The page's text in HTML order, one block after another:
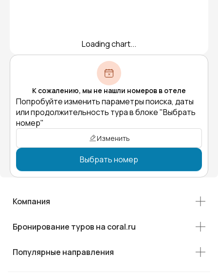
Loading chart...
К сожалению, мы не нашли номеров в отеле
Попробуйте изменить параметры поиска, даты
или продолжительность тура в блоке "Выбрать
номер"
Изменить
Выбрать номер
Компания
Бронирование туров на coral.ru
Популярные направления